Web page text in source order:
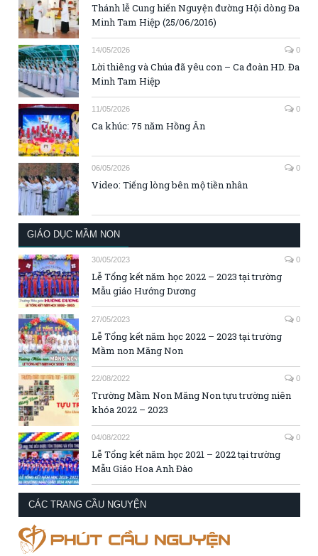
Thánh lễ Cung hiến Nguyện đường Hội dòng Đa
Minh Tam Hiệp (25/06/2016)
14/05/2026 0
Lời thiêng và Chúa đã yêu con – Ca đoàn HD. Đa
Minh Tam Hiệp
11/05/2026 0
Ca khúc: 75 năm Hồng Ân
06/05/2026 0
Video: Tiếng lòng bên mộ tiền nhân
GIÁO DỤC MẦM NON
30/05/2023 0
Lễ Tổng kết năm học 2022 – 2023 tại trường
Mẫu giáo Hướng Dương
27/05/2023 0
Lễ Tổng kết năm học 2022 – 2023 tại trường
Mầm non Măng Non
22/08/2022 0
Trường Mầm Non Măng Non tựu trường niên
khóa 2022 – 2023
04/08/2022 0
Lễ Tổng kết năm học 2021 – 2022 tại trường
Mẫu Giáo Hoa Anh Đào
CÁC TRANG CẦU NGUYỆN